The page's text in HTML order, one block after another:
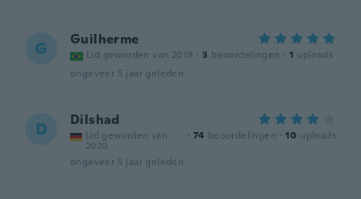
G Guilherme
Lid geworden van 2019 · 3 beoordelingen · 1 uploads
ongeveer 5 jaar geleden
D Dilshad
Lid geworden van
2020
· 74 beoordelingen · 10 uploads
ongeveer 5 jaar geleden